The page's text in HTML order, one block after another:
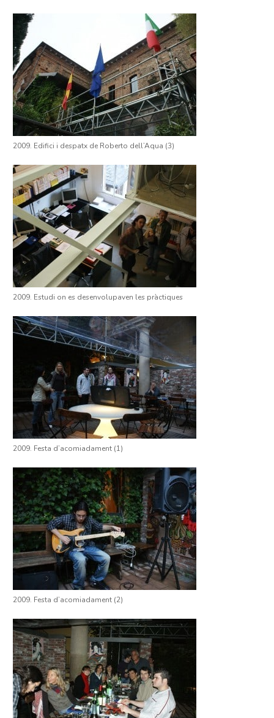
2009. Edifici i despatx de Roberto dell’Aqua (3)
2009. Estudi on es desenvolupaven les pràctiques
2009. Festa d’acomiadament (1)
2009. Festa d’acomiadament (2)